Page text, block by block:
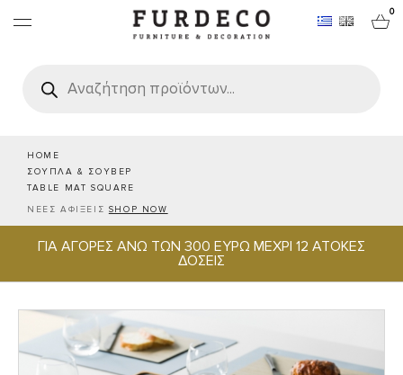
0
search
HOME
ΣΟΥΠΛΑ & ΣΟΥΒΕΡ
TABLE MAT SQUARE
ΝΕΕΣ ΑΦΙΞΕΙΣ SHOP NOW
ΓΙΑ ΑΓΟΡΕΣ ΑΝΩ ΤΩΝ 300 ΕΥΡΩ ΜΕΧΡΙ 12 ΑΤΟΚΕΣ
ΔΟΣΕΙΣ
ΕΠΙΠΛΑ
ΧΑΛΙΑ
ΕΙΔΗ ΣΕΡΒΙΡΙΣΜΑΤΟΣ & ΦΙΛΟΞΕΝΙΑΣ
PROJECTS